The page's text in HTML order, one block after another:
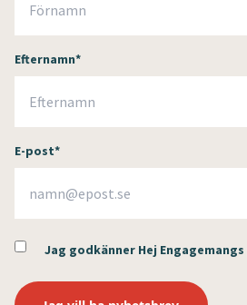
Efternamn*
E-post*
Jag godkänner Hej Engagemangs